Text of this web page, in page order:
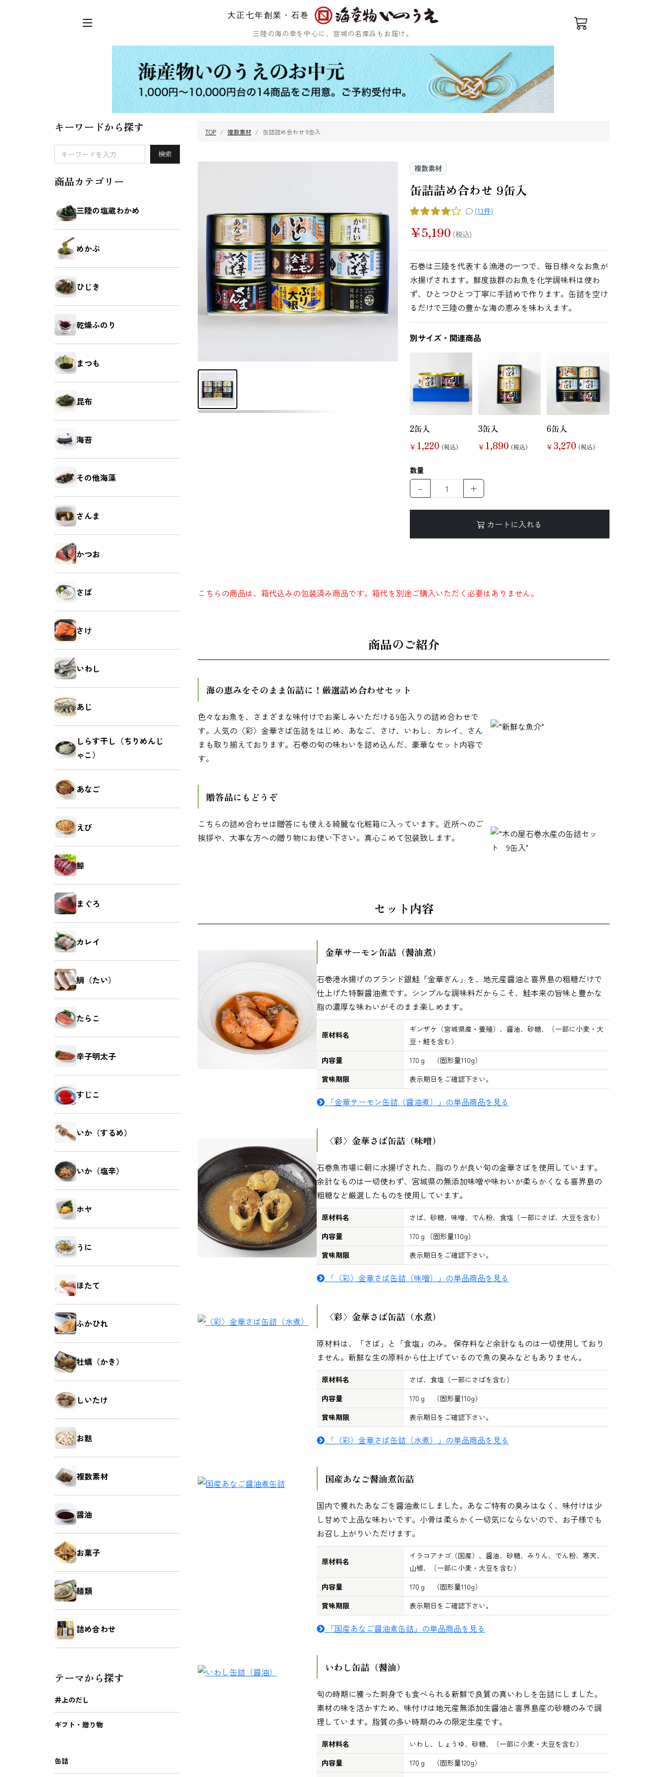
大正七年創業・石巻
三陸の海の幸を中心に、宮城の名産品もお届け。
ログイン 会員登録
三陸の塩蔵わか
その他海藻 さんま かつお
さば いわし あじ
しらす干し（ち
りめんじゃこ）
いか（塩辛）
牡蠣（かき） しいたけ
キーワードから探す
検索
商品カテゴリー
三陸の塩蔵わかめ
めかぶ
ひじき
乾燥ふのり
まつも
昆布
海苔
その他海藻
さんま
かつお
さば
さけ
いわし
あじ
しらす干し（ちりめんじ
ゃこ）
あなご
えび
鯨
まぐろ
カレイ
鯛（たい）
たらこ
辛子明太子
すじこ
いか（するめ）
いか（塩辛）
ホヤ
うに
ほたて
ふかひれ
牡蠣（かき）
しいたけ
お麩
複数素材
醤油
お菓子
麺類
詰め合わせ
テーマから探す
井上のだし
ギフト・贈り物
缶詰
TOP 複数素材 缶詰詰め合わせ 9缶入
複数素材
缶詰詰め合わせ 9缶入
(13件)
￥5,190 (税込)
石巻は三陸を代表する漁港の一つで、毎日様々なお魚が
水揚げされます。鮮度抜群のお魚を化学調味料は使わ
ず、ひとつひとつ丁寧に手詰めで作ります。缶詰を空け
るだけで三陸の豊かな海の恵みを味わえます。
別サイズ・関連商品
2缶入
￥ 1,220 (税込)
3缶入
￥ 1,890 (税込)
6缶入
￥ 3,270 (税込)
数量
－ ＋
カートに入れる
こちらの商品は、箱代込みの包装済み商品です。箱代を別途ご購入いただく必要はありません。
商品のご紹介
海の恵みをそのまま缶詰に！厳選詰め合わせセット
色々なお魚を、さまざまな味付けでお楽しみいただける9缶入りの詰め合わせで
す。人気の〈彩〉金華さば缶詰をはじめ、あなご、さけ、いわし、カレイ、さん
まも取り揃えております。石巻の旬の味わいを詰め込んだ、豪華なセット内容で
す。
贈答品にもどうぞ
こちらの詰め合わせは贈答にも使える綺麗な化粧箱に入っています。近所へのご
挨拶や、大事な方への贈り物にお使い下さい。真心こめて包装致します。
セット内容
金華サーモン缶詰（醤油煮）
石巻港水揚げのブランド銀鮭「金華ぎん」を、地元産醤油と喜界島の粗糖だけで
仕上げた特製醤油煮です。シンプルな調味料だからこそ、鮭本来の旨味と豊かな
脂の濃厚な味わいがそのまま楽しめます。
原材料名
ギンザケ（宮城県産・養殖）、醤油、砂糖、（一部に小麦・大
豆・鮭を含む）
内容量
170ｇ （固形量110g）
賞味期限
表示期日をご確認下さい。
「金華サーモン缶詰（醤油煮）」の単品商品を見る
〈彩〉金華さば缶詰（味噌）
石巻魚市場に朝に水揚げされた、脂のりが良い旬の金華さばを使用しています。
余計なものは一切使わず、宮城県の無添加味噌や味わいが柔らかくなる喜界島の
粗糖など厳選したものを使用しています。
原材料名
さば、砂糖、味噌、でん粉、食塩（一部にさば、大豆を含む）
内容量
170ｇ（固形量110g）
賞味期限
表示期日をご確認下さい。
「〈彩〉金華さば缶詰（味噌）」の単品商品を見る
〈彩〉金華さば缶詰（水煮）
原材料は、「さば」と「食塩」のみ。 保存料など余計なものは一切使用しており
ません。新鮮な生の原料から仕上げているので魚の臭みなどもありません。
原材料名
さば、食塩（一部にさばを含む）
内容量
170ｇ （固形量110g）
賞味期限
表示期日をご確認下さい。
「〈彩〉金華さば缶詰（水煮）」の単品商品を見る
国産あなご醤油煮缶詰
国内で獲れたあなごを醤油煮にしました。あなご特有の臭みはなく、味付けは少
し甘めで上品な味わいです。小骨は柔らかく一切気にならないので、お子様でも
お召し上がりいただけます。
原材料名
イラコアナゴ（国産）、醤油、砂糖、みりん、でん粉、寒天、
山椒、（一部に小麦・大豆を含む）
内容量
170ｇ （固形量110g）
賞味期限
表示期日をご確認下さい。
「国産あなご醤油煮缶詰」の単品商品を見る
いわし缶詰（醤油）
旬の時期に獲った刺身でも食べられる新鮮で良質の真いわしを缶詰にしました。
素材の味を活かすため、味付けは地元産無添加生醤油と喜界島産の砂糖のみで調
理しています。脂質の多い時期のみの限定生産です。
原材料名
いわし、しょうゆ、砂糖、（一部に小麦・大豆を含む）
内容量
170ｇ （固形量120g）